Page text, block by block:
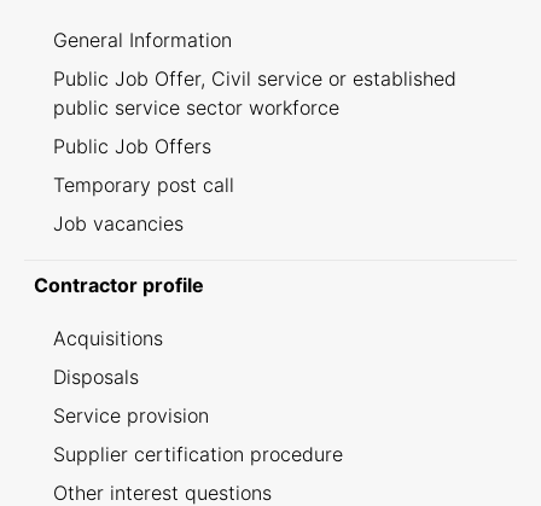
General Information
Public Job Offer, Civil service or established
public service sector workforce
Public Job Offers
Temporary post call
Job vacancies
Contractor profile
Acquisitions
Disposals
Service provision
Supplier certification procedure
Other interest questions